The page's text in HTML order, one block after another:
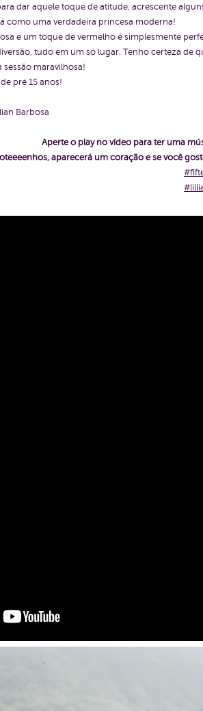
dar aquele toque de atitude, acrescente
como uma verdadeira princesa moderna!
e um toque de vermelho é simplesmente
tudo em um só lugar. Tenho certeza de
maravilhosa!
pré 15 anos!
Barbosa
Aperte o play no vídeo para ter uma
aparecerá um coração e se você